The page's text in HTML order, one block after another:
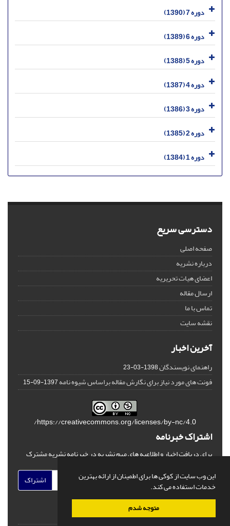
این وب سایت از کوکی ها برای اطمینان از ارائه بهترین
خدمات استفاده می کند.
متوجه شدم
دوره 7 (1390)
دوره 6 (1389)
دوره 5 (1388)
دوره 4 (1387)
دوره 3 (1386)
دوره 2 (1385)
دوره 1 (1384)
دسترسی سریع
صفحه اصلی
درباره نشریه
اعضای هیات تحریریه
ارسال مقاله
تماس با ما
نقشه سایت
آخرین اخبار
راهنمای نویسندگان1398-03-23
فونت های مورد نیاز برای نگارش مقاله براساس شیوه نامه1397-09-15
https://creativecommons.org/licenses/by-nc/4.0/
اشتراک خبرنامه
برای دریافت اخبار و اطلاعیه های مهم نشریه در خبرنامه نشریه مشترک
اشتراک